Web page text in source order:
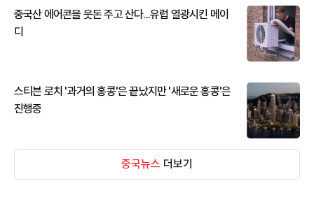
중국산 에어콘을 웃돈 주고 산다...유럽 열광시킨 메이
디
스티븐 로치 '과거의 홍콩'은 끝났지만 '새로운 홍콩'은
진행중
중국뉴스 더보기